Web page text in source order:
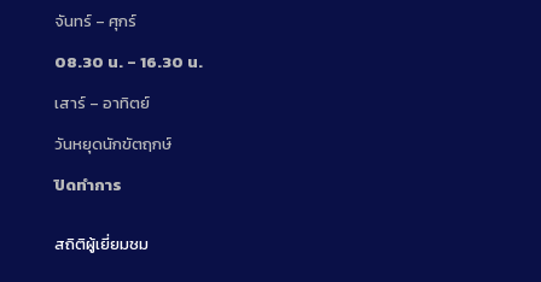
จันทร์ – ศุกร์
08.30 น. – 16.30 น.
เสาร์ – อาทิตย์
วันหยุดนักขัตฤกษ์
ปิดทำการ
สถิติผู้เยี่ยมชม